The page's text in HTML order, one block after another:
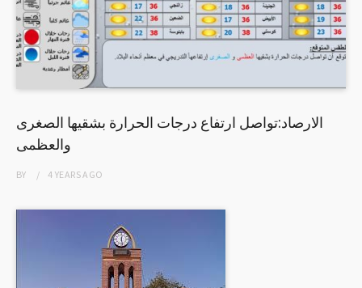
الارصاد:تواصل ارتفاع درجات الحرارة بشقيها الصغرى
والعظمى
BY 4 YEARSAGO